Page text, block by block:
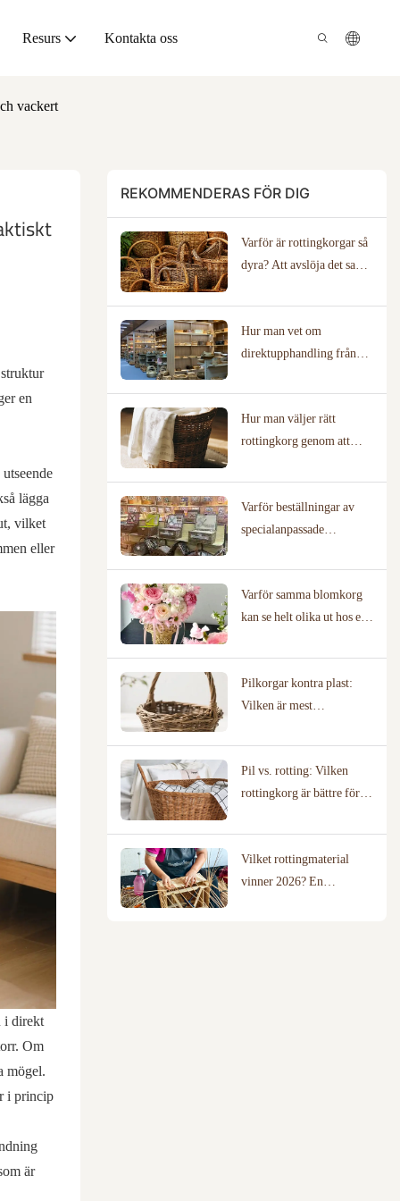
Resurs Kontakta oss
vackert
en
lägga
vilket
eller
i direkt
Om
mögel.
i princip
är
REKOMMENDERAS FÖR DIG
Varför är rottingkorgar så
dyra? Att avslöja det sanna
Hur man vet om
direktupphandling från
företag
Hur man väljer rätt
rottingkorg genom att
användningsscenario
Varför beställningar av
specialanpassade
tillverkare med beprövade
designbibliotek
Varför samma blomkorg
kan se helt olika ut hos en
bröllopslokal
Pilkorgar kontra plast:
Vilken är mest
Pil vs. rotting: Vilken
rottingkorg är bättre för
Vilket rottingmaterial
vinner 2026? En